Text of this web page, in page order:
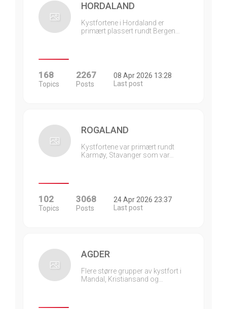
HORDALAND
Kystfortene i Hordaland er
primært plassert rundt Bergen…
168
Topics
2267
Posts
08 Apr 2026 13:28
Last post
ROGALAND
Kystfortene var primært rundt
Karmøy, Stavanger som var…
102
Topics
3068
Posts
24 Apr 2026 23:37
Last post
AGDER
Flere større grupper av kystfort i
Mandal, Kristiansand og…